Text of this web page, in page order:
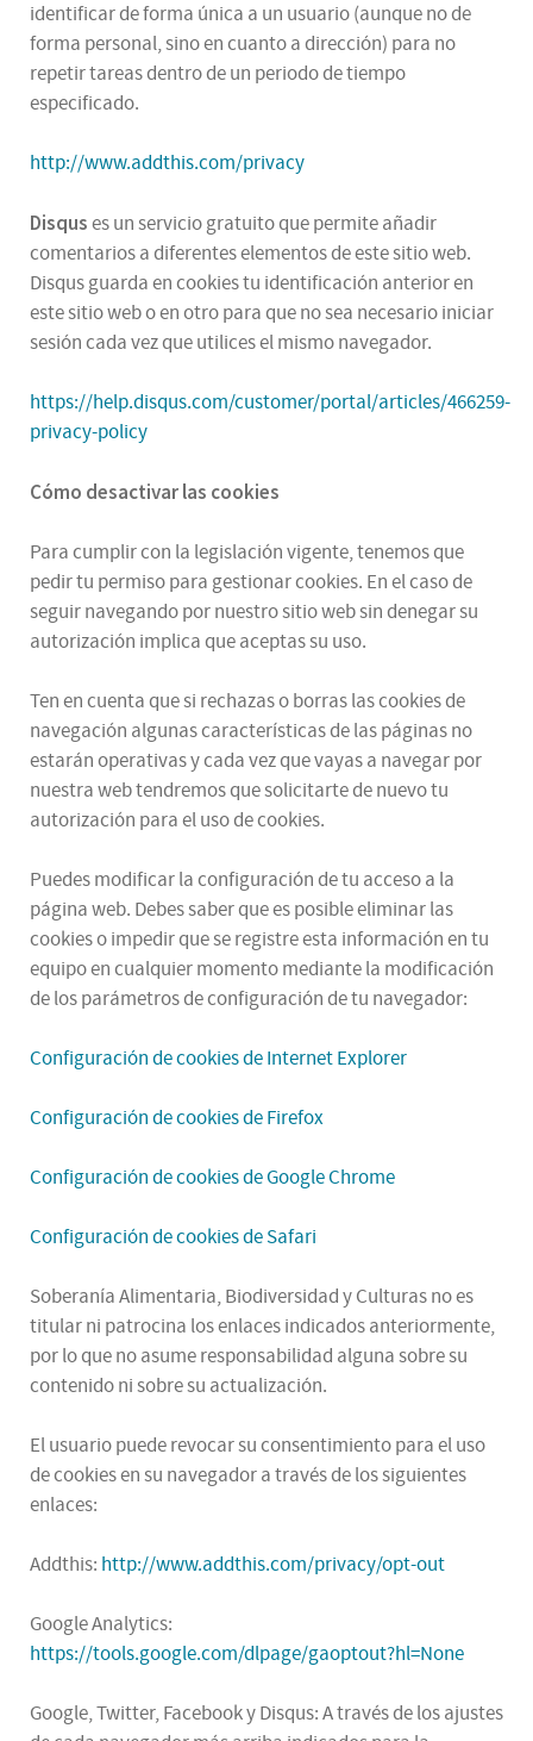
identificar de forma única a un usuario (aunque no de
forma personal, sino en cuanto a dirección) para no
repetir tareas dentro de un periodo de tiempo
especificado.
http://www.addthis.com/privacy
Disquses un servicio gratuito que permite añadir
comentarios a diferentes elementos de este sitio web.
Disqus guarda en cookies tu identificación anterior en
este sitio web o en otro para que no sea necesario iniciar
sesión cada vez que utilices el mismo navegador.
https://help.disqus.com/customer/portal/articles/466259-
privacy-policy
Cómo desactivar las cookies
Para cumplir con la legislación vigente, tenemos que
pedir tu permiso para gestionar cookies. En el caso de
seguir navegando por nuestro sitio web sin denegar su
autorización implica que aceptas su uso.
Ten en cuenta que si rechazas o borras las cookies de
navegación algunas características de las páginas no
estarán operativas y cada vez que vayas a navegar por
nuestra web tendremos que solicitarte de nuevo tu
autorización para el uso de cookies.
Puedes modificar la configuración de tu acceso a la
página web. Debes saber que es posible eliminar las
cookies o impedir que se registre esta información en tu
equipo en cualquier momento mediante la modificación
de los parámetros de configuración de tu navegador:
Configuración de cookies de Internet Explorer
Configuración de cookies de Firefox
Configuración de cookies de Google Chrome
Configuración de cookies de Safari
Soberanía Alimentaria, Biodiversidad y Culturas no es
titular ni patrocina los enlaces indicados anteriormente,
por lo que no asume responsabilidad alguna sobre su
contenido ni sobre su actualización.
El usuario puede revocar su consentimiento para el uso
de cookies en su navegador a través de los siguientes
enlaces:
Addthis: http://www.addthis.com/privacy/opt-out
Google Analytics:
https://tools.google.com/dlpage/gaoptout?hl=None
Google, Twitter, Facebook y Disqus: A través de los ajustes